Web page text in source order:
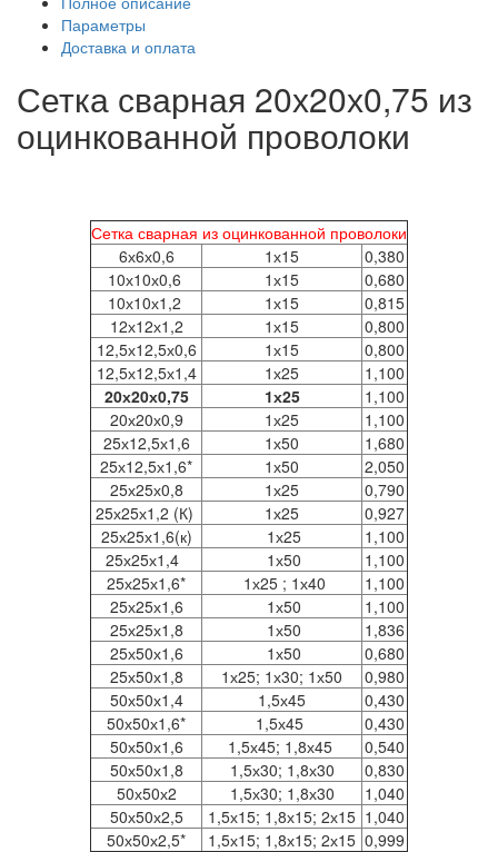
Параметры
Доставка и оплата
Сетка сварная 20х20х0,75 из
оцинкованной проволоки
Сетка сварная из оцинкованной проволоки
6х6х0,6
1х15
0,380
10х10х0,6
1х15
0,680
10х10х1,2
1х15
0,815
12х12х1,2
1х15
0,800
12,5х12,5х0,6
1х15
0,800
12,5х12,5х1,4
1х25
1,100
20х20х0,75
1х25
1,100
20х20х0,9
1х25
1,100
25х12,5х1,6
1х50
1,680
25х12,5х1,6*
1х50
2,050
25х25х0,8
1х25
0,790
25х25х1,2 (К)
1х25
0,927
25х25х1,6(к)
1х25
1,100
25х25х1,4
1х50
1,100
25х25х1,6*
1х25 ; 1х40
1,100
25х25х1,6
1х50
1,100
25х25х1,8
1х50
1,836
25х50х1,6
1х50
0,680
25х50х1,8
1х25; 1х30; 1х50
0,980
50х50х1,4
1,5х45
0,430
50х50х1,6*
1,5х45
0,430
50х50х1,6
1,5х45; 1,8х45
0,540
50х50х1,8
1,5х30; 1,8х30
0,830
50х50х2
1,5х30; 1,8х30
1,040
50х50х2,5
1,5х15; 1,8х15; 2х15 1,040
50х50х2,5*
1,5х15; 1,8х15; 2х15 0,999